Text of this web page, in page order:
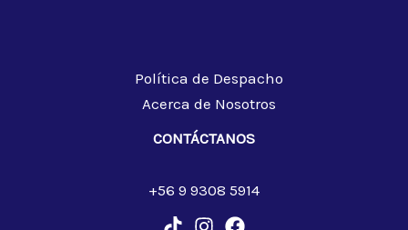
Política de Despacho
Acerca de Nosotros
CONTÁCTANOS
+56 9 9308 5914